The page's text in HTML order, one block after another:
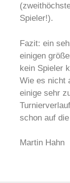
Spieler!).
Fazit: ein
einigen
kein Spieler
Wie es nicht
einige sehr
schon auf
Martin Hahn